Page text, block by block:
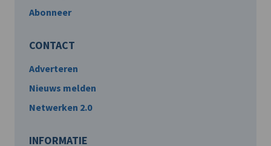
Abonneer
CONTACT
Adverteren
Nieuws melden
Netwerken 2.0
INFORMATIE